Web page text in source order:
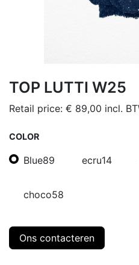
TOP LUTTI W25
Retail price: € 89,00 incl.
COLOR
Blue89 ecru14
choco58
Ons contacteren